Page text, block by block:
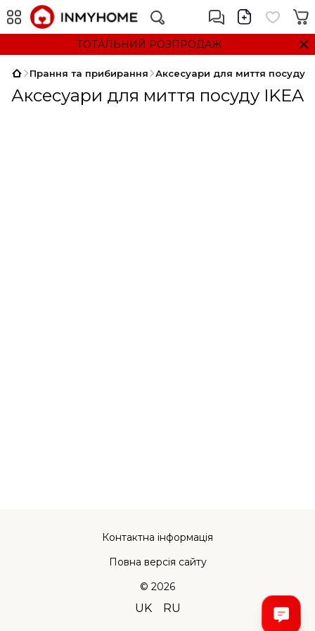
ТОТАЛЬНИЙ РОЗПРОДАЖ
Прання та прибирання Аксесуари для миття посуду
Аксесуари для миття посуду IKEA
Контактна інформація
Повна версія сайту
© 2026
UK RU